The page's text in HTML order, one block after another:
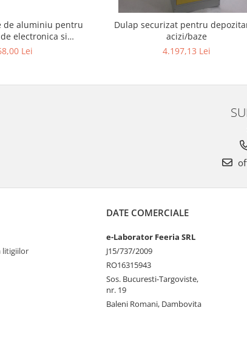
de aluminiu pentru
electronica si
Lei
Dulap securizat pentru
acizi/baze
4.197,13 Lei
litigiilor
DATE COMERCIALE
e-Laborator Feeria SRL
J15/737/2009
RO16315943
Sos. Bucuresti-Targoviste,
nr. 19
Baleni Romani, Dambovita